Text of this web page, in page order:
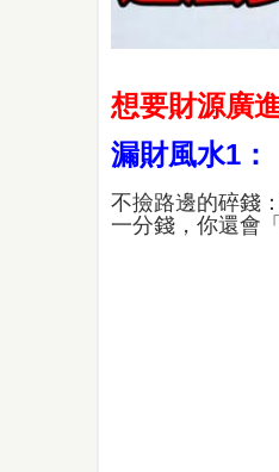
想要財源廣
漏財風水1：
不撿路邊的碎錢
一分錢，你還會